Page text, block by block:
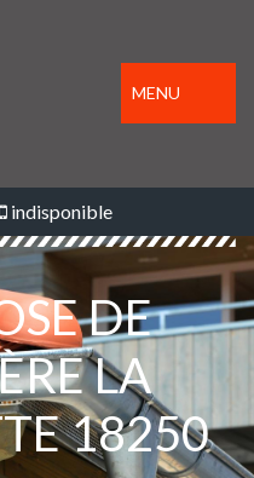
MENU
indisponible
DE
LA
18250